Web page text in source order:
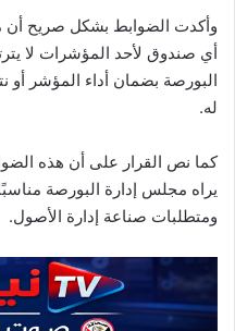
وأكدت الضوابط بشكل صريح أن
أي صندوق لأحد المؤشرات لا
البورصة بضمان أداء المؤشر أو
له.
كما نص القرار على أن هذه
يراه مجلس إدارة البورصة
ومتطلبات صناعة إدارة الأصول.